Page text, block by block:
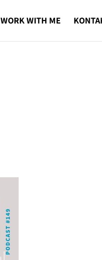
WORK WITH ME